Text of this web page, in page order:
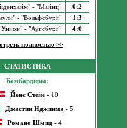
- "Майнц"
0:2
- "Вольфсбург"
1:3
- "Аугсбург"
4:0
полностью >>
СТАТИСТИКА
Бомбардиры:
Йенс Стейе - 10
Джастин Нджинма - 5
Романо Шмид- 4